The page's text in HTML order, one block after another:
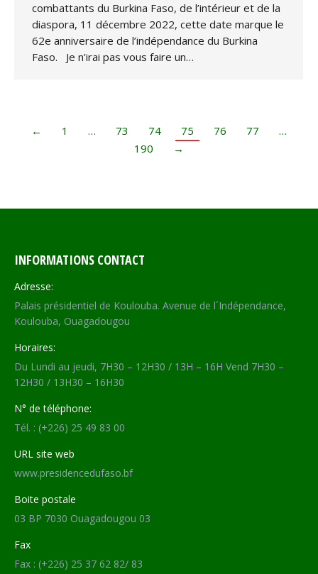
combattants du Burkina Faso, de l’intérieur et de la
diaspora, 11 décembre 2022, cette date marque le
62e anniversaire de l’indépendance du Burkina
Faso. Je n’irai pas vous faire un…
← 1 … 73 74 75 76 77
…
190
→
INFORMATIONS CONTACT
Adresse:
Palais présidentiel de Koulouba. Avenue de l´Indépendance,
Koulouba, Ouagadougou
Horaires:
Du Lundi au jeudi, 7H30 – 12H30 / 13H – 16H Vend 7H30 –
12H30 / 13H30 – 16H30
N° de téléphone:
Tél. : (+226) 25 49 83 00
URL site web
www.presidencedufaso.bf
Boite postale
03 BP 7030 Ouagadougou 03
Fax
Fax : (+226) 25 37 62 82/ 83